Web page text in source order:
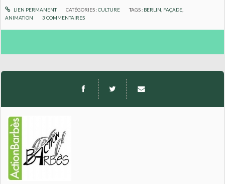
LIEN PERMANENT CATÉGORIES :CULTURE TAGS : BERLIN FAÇADE
ANIMATION
3 COMMENTAIRES